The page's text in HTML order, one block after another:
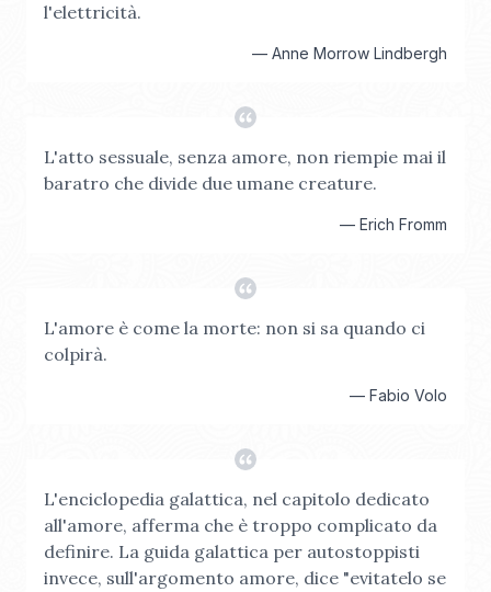
l'elettricità.
— Anne Morrow Lindbergh
L'atto sessuale, senza amore, non riempie mai il
baratro che divide due umane creature.
— Erich Fromm
L'amore è come la morte: non si sa quando ci
colpirà.
— Fabio Volo
L'enciclopedia galattica, nel capitolo dedicato
all'amore, afferma che è troppo complicato da
definire. La guida galattica per autostoppisti
invece, sull'argomento amore, dice "evitatelo se